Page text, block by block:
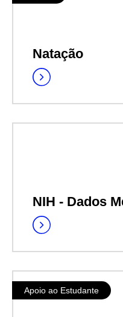
Natação
NIH - Dados
Apoio ao Estudante